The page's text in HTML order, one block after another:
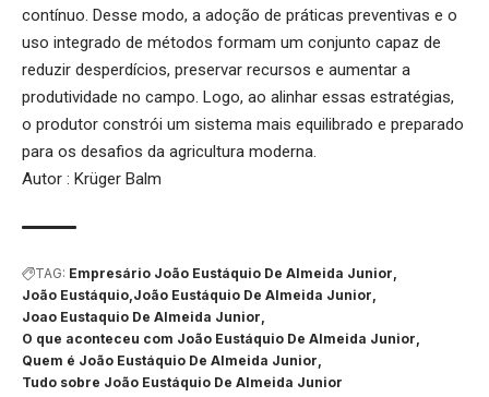
contínuo. Desse modo, a adoção de práticas preventivas e o
uso integrado de métodos formam um conjunto capaz de
reduzir desperdícios, preservar recursos e aumentar a
produtividade no campo. Logo, ao alinhar essas estratégias,
o produtor constrói um sistema mais equilibrado e preparado
para os desafios da agricultura moderna.
Autor : Krüger Balm
TAG: Empresário João Eustáquio De Almeida Junior
João Eustáquio João Eustáquio De Almeida Junior
Joao Eustaquio De Almeida Junior
O que aconteceu com João Eustáquio De Almeida Junior
Quem é João Eustáquio De Almeida Junior
Tudo sobre João Eustáquio De Almeida Junior